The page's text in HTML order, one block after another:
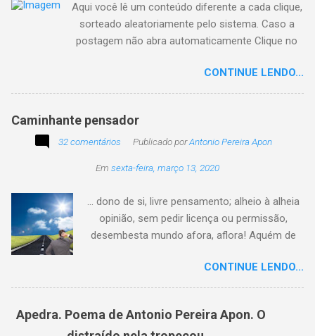
Aqui você lê um conteúdo diferente a cada clique,
sorteado aleatoriamente pelo sistema. Caso a
postagem não abra automaticamente Clique no
CONTINUE LENDO...
Caminhante pensador
32 comentários Publicado porAntonio Pereira Apon
Em sexta-feira, março 13, 2020
... dono de si, livre pensamento; alheio à alheia
opinião, sem pedir licença ou permissão,
desembesta mundo afora, aflora! Aquém de
sem pitaco, intromissão... Antonio Pereira
Apon. No blog Filosofando na vida , a
uma frase, verso,
CONTINUE LENDO...
Apedra. Poema de Antonio Pereira Apon. O